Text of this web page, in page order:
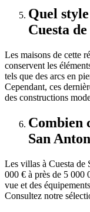
Quel
Cuesta
Les maisons de cette
conservent les
tels que des arcs en
Cependant, ces
des constructions
Combien
San
Les villas à Cuesta
000 € à près de 5 000
vue et des
Consultez notre